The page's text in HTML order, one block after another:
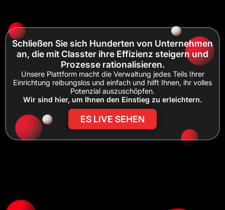
Schließen Sie sich Hunderten von Unternehmen
an, die mit Classter ihre Effizienz steigern und
Prozesse rationalisieren.
Unsere Plattform macht die Verwaltung jedes Teils Ihrer
Einrichtung reibungslos und einfach und hilft Ihnen, ihr volles
Potenzial auszuschöpfen.
Wir sind hier, um Ihnen den Einstieg zu erleichtern.
ES LIVE SEHEN